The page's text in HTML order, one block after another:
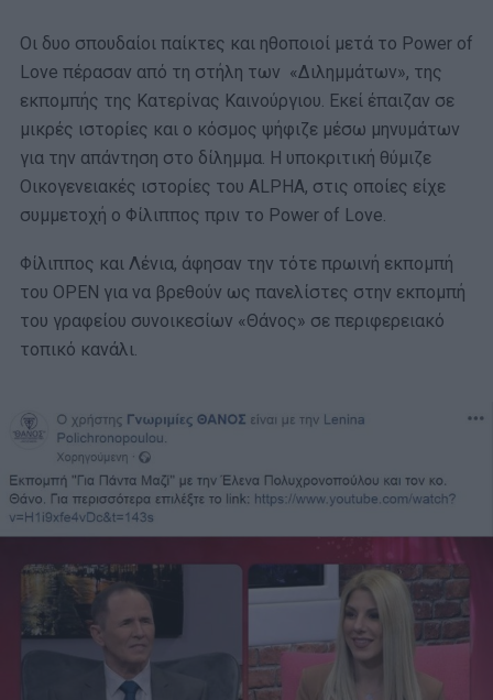
Οι δυο σπουδαίοι παίκτες και ηθοποιοί μετά το Power of
Love πέρασαν από τη στήλη των «Διλημμάτων», της
εκπομπής της Κατερίνας Καινούργιου. Εκεί έπαιζαν σε
μικρές ιστορίες και ο κόσμος ψήφιζε μέσω μηνυμάτων
για την απάντηση στο δίλημμα. Η υποκριτική θύμιζε
Οικογενειακές ιστορίες του ALPHA, στις οποίες είχε
συμμετοχή ο Φίλιππος πριν το Power of Love.
Φίλιππος και Λένια, άφησαν την τότε πρωινή εκπομπή
του OPEN για να βρεθούν ως πανελίστες στην εκπομπή
του γραφείου συνοικεσίων «Θάνος» σε περιφερειακό
τοπικό κανάλι.